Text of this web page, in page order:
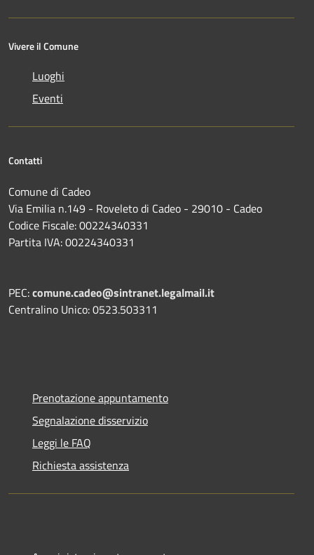
Vivere il Comune
Luoghi
Eventi
Contatti
Comune di Cadeo
Via Emilia n.149 - Roveleto di Cadeo - 29010 - Cadeo
Codice Fiscale: 00224340331
Partita IVA: 00224340331
PEC:comune.cadeo@sintranet.legalmail.it
Centralino Unico: 0523.503311
Prenotazione appuntamento
Segnalazione disservizio
Leggi le FAQ
Richiesta assistenza